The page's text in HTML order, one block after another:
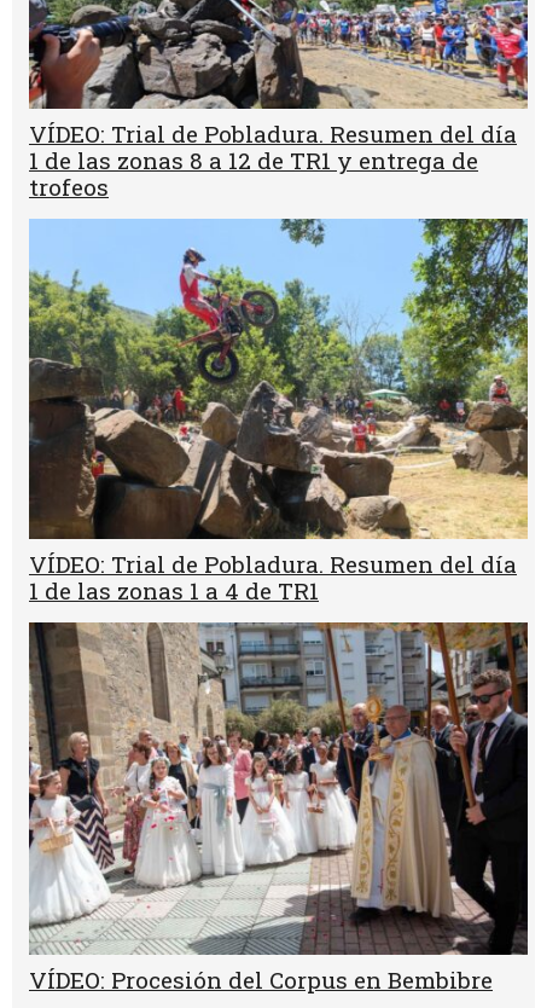
VÍDEO: Trial de Pobladura. Resumen del día
1 de las zonas 8 a 12 de TR1 y entrega de
trofeos
VÍDEO: Trial de Pobladura. Resumen del día
1 de las zonas 1 a 4 de TR1
VÍDEO: Procesión del Corpus en Bembibre